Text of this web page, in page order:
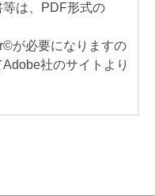
は、PDF形式の
が必要になりますの
社のサイトより